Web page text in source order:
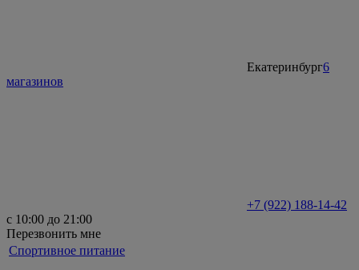
Екатеринбург6
магазинов
+7 (922) 188-14-42
с 10:00 до 21:00
Перезвонить мне
Спортивное питание